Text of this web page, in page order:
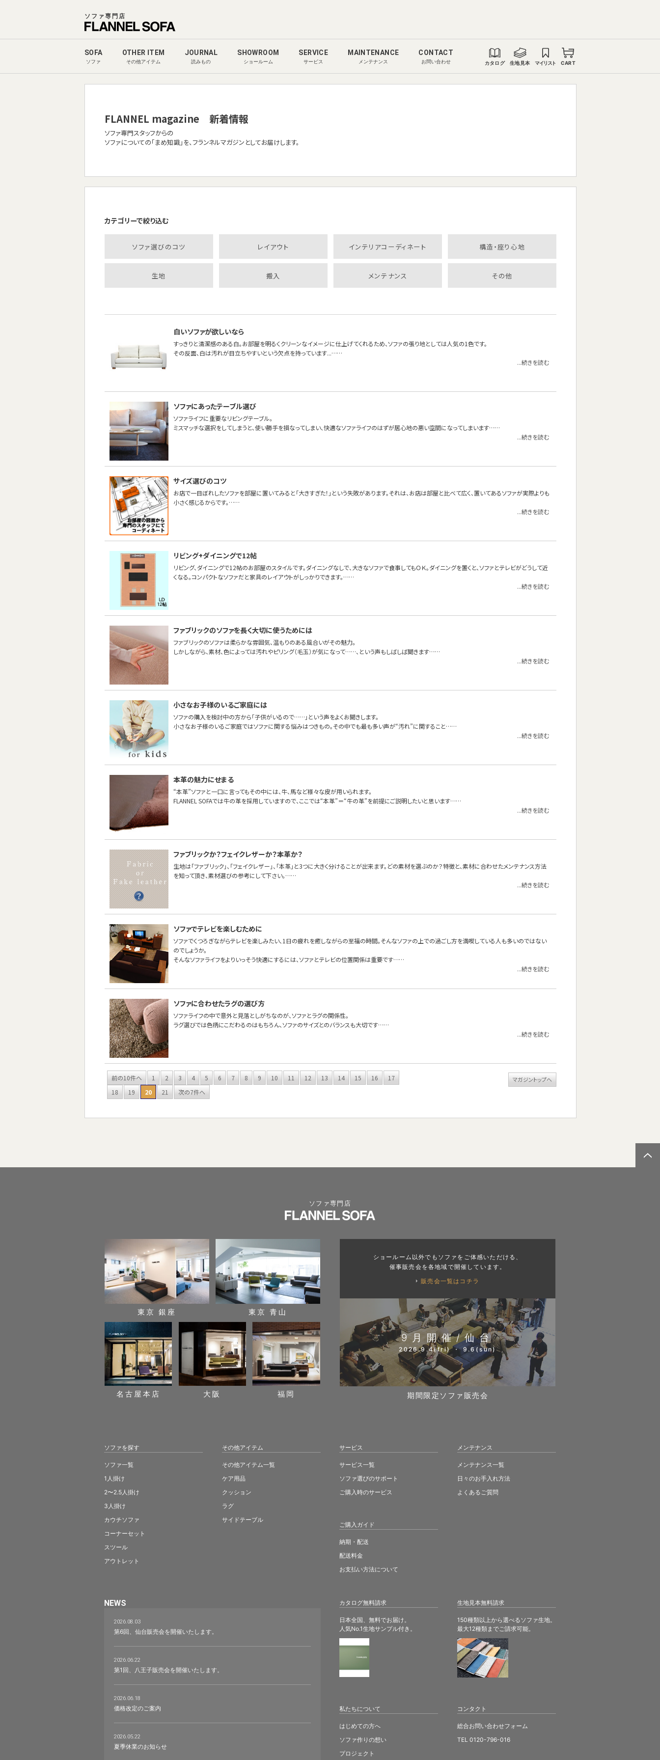
ソファ専門店
SOFA
ソファ
OTHER ITEM
その他アイテム
JOURNAL
読みもの
SHOWROOM
ショールーム
SERVICE
サービス
MAINTENANCE
メンテナンス
CONTACT
お問い合わせ カタログ 生地見本 マイリスト CART
FLANNEL magazine 新着情報
ソファ専門スタッフからの
ソファについての「まめ知識」を、フランネルマガジンとしてお届けします。
カテゴリーで絞り込む
ソファ選びのコツ レイアウト インテリアコーディネート 構造・座り心地
生地 搬入 メンテナンス その他
白いソファが欲しいなら
すっきりと清潔感のある白。お部屋を明るくクリーンなイメージに仕上げてくれるため、ソファの張り地としては人気の1色です。
その反面、白は汚れが目立ちやすいという欠点を持っています...……
...続きを読む
ソファにあったテーブル選び
ソファライフに重要なリビングテーブル。
ミスマッチな選択をしてしまうと、使い勝手を損なってしまい、快適なソファライフのはずが居心地の悪い空間になってしまいます……
...続きを読む
サイズ選びのコツ
お店で一目ぼれしたソファを部屋に置いてみると「大きすぎた！」という失敗があります。それは、お店は部屋と比べて広く、置いてあるソファが実際よりも
小さく感じるからです。……
...続きを読む
リビング+ダイニングで12帖
リビング、ダイニングで12帖のお部屋のスタイルです。ダイニングなしで、大きなソファで食事してもＯＫ。ダイニングを置くと、ソファとテレビがどうして近
くなる。コンパクトなソファだと家具のレイアウトがしっかりできます。……
...続きを読む
ファブリックのソファを長く大切に使うためには
ファブリックのソファは柔らかな雰囲気、温もりのある風合いがその魅力。
しかしながら、素材、色によっては汚れやピリング（毛玉）が気になって……、という声もしばしば聞きます……
...続きを読む
小さなお子様のいるご家庭には
ソファの購入を検討中の方から「子供がいるので……」という声をよくお聞きします。
小さなお子様のいるご家庭ではソファに関する悩みはつきもの。その中でも最も多い声が“汚れ”に関すること……
...続きを読む
本革の魅力にせまる
“本革”ソファと一口に言ってもその中には、牛、馬など様々な皮が用いられます。
FLANNEL SOFAでは牛の革を採用していますので、ここでは“本革”＝“牛の革”を前提にご説明したいと思います……
...続きを読む
ファブリックか？フェイクレザーか？本革か？
生地は「ファブリック」、「フェイクレザー」、「本革」と3つに大きく分けることが出来ます。どの素材を選ぶのか？特徴と、素材に合わせたメンテナンス方法
を知って頂き、素材選びの参考にして下さい。……
...続きを読む
ソファでテレビを楽しむために
ソファでくつろぎながらテレビを楽しみたい、1日の疲れを癒しながらの至福の時間。そんなソファの上での過ごし方を満喫している人も多いのではない
のでしょうか。
そんなソファライフをよりいっそう快適にするには、ソファとテレビの位置関係は重要です……
...続きを読む
ソファに合わせたラグの選び方
ソファライフの中で意外と見落としがちなのが、ソファとラグの関係性。
ラグ選びでは色柄にこだわるのはもちろん、ソファのサイズとのバランスも大切です……
...続きを読む
前の10件へ 1 2 3 4 5 6 7 8 9 10 11 12 13 14 15 16
17
18
19 20 21 次の7件へ
マガジントップへ
ソファ専門店
カタログ無料請求
日本全国、無料でお届け。
人気No.1生地サンプル付き。
生地見本無料請求
150種類以上から選べるソファ生地。
最大12種類までご請求可能。
東京 銀座 東京 青山
名古屋本店 大阪 福岡
ショールーム以外でもソファをご体感いただける、
催事販売会を各地域で開催しています。
販売会一覧はコチラ
9月開催/仙台
2026.9.4(fri) ・ 9.6(sun)
期間限定ソファ販売会
ソファを探す
ソファ一覧
1人掛け
2〜2.5人掛け
3人掛け
カウチソファ
コーナーセット
スツール
アウトレット
その他アイテム
その他アイテム一覧
ケア用品
クッション
ラグ
サイドテーブル
サービス
サービス一覧
ソファ選びのサポート
ご購入時のサービス
ご購入ガイド
納期・配送
配送料金
お支払い方法について
メンテナンス
メンテナンス一覧
日々のお手入れ方法
よくあるご質問
NEWS
2026.08.03
第6回、仙台販売会を開催いたします。
2026.06.22
第1回、八王子販売会を開催いたします。
2026.06.18
価格改定のご案内
2026.05.22
夏季休業のお知らせ
私たちについて
はじめての方へ
ソファ作りの想い
プロジェクト
コンタクト
総合お問い合わせフォーム
TEL 0120-796-016